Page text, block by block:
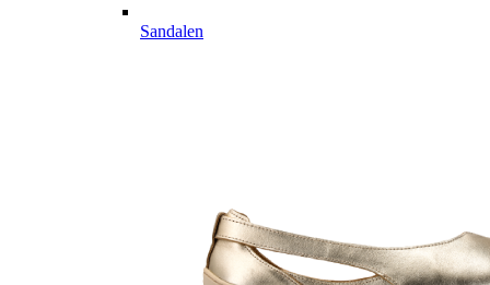
Sandalen